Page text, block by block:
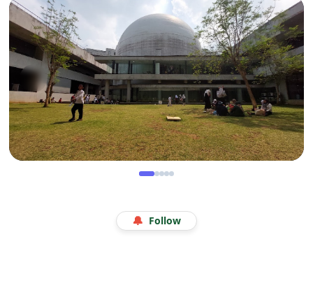
Manis Gurih Jakarta Festival Sukapura: Menikmati
Legenda 18 Tahun Kerak Telor Bang Ade
Menjelajah Angkasa di Kala Libur Sekolah: Serunya
Eduwisata Edukatif di Planetarium Jakarta
🔔 Follow